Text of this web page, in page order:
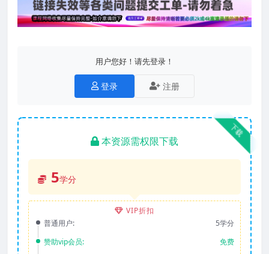
用户您好！请先登录！
登录 注册
下载
本资源需权限下载
5学分
VIP折扣
普通用户:
5学分
赞助vip会员:
免费